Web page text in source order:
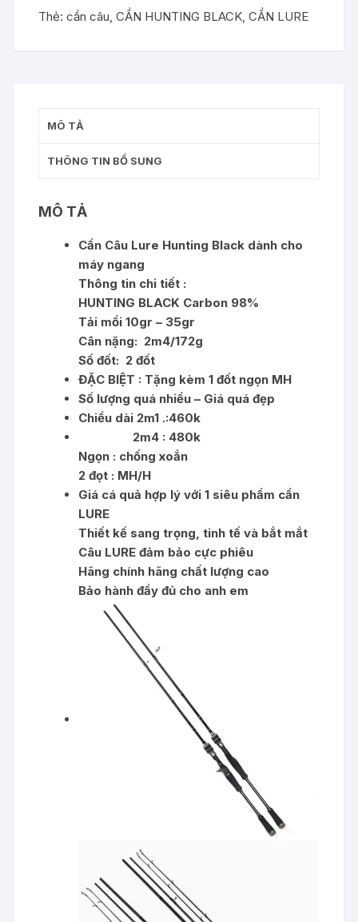
ngọn
lượng
Thẻ:cần câu ,CẦN HUNTING BLACK ,CẦN LURE
MÔ TẢ
THÔNG TIN BỔ SUNG
MÔ TẢ
Cần Câu Lure Hunting Black dành cho
máy ngang
Thông tin chi tiết :
HUNTING BLACK Carbon 98%
Tải mồi 10gr – 35gr
Cân nặng: 2m4/172g
Số đốt: 2 đốt
ĐẶC BIỆT : Tặng kèm 1 đốt ngọn MH
Số lượng quá nhiều – Giá quá đẹp
Chiều dài 2m1 .:460k
2m4 : 480k
Ngọn : chống xoắn
2 đọt : MH/H
Giá cá quả hợp lý với 1 siêu phầm cần
LURE
Thiết kế sang trọng, tinh tế và bắt mắt
Câu LURE đảm bảo cực phiêu
Hãng chính hãng chất lượng cao
Bảo hành đầy đủ cho anh em